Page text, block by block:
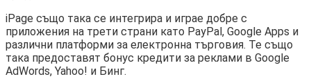
iPage също така се интегрира и играе добре с
приложения на трети страни като PayPal, Google Apps и
различни платформи за електронна търговия. Те също
така предоставят бонус кредити за реклами в Google
AdWords, Yahoo! и Бинг.